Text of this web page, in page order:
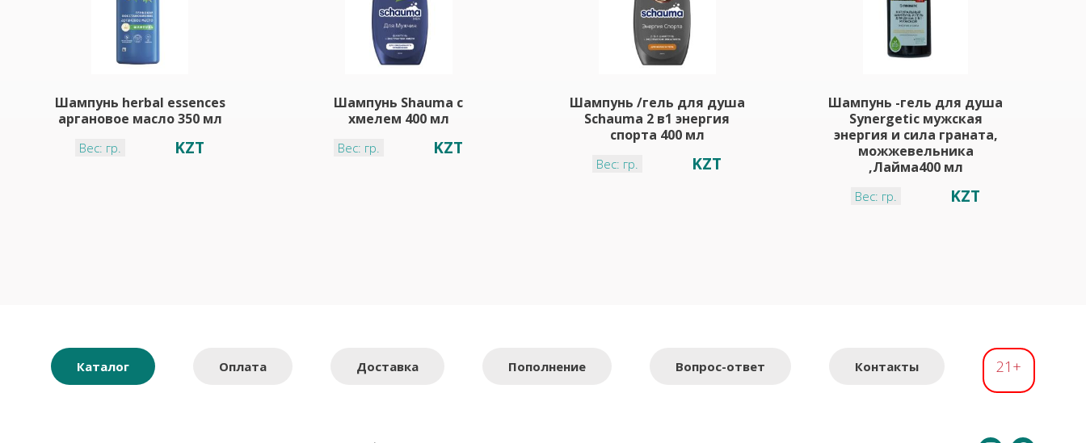
Шампунь herbal essences
аргановое масло 350 мл
Вес: гр. KZT
Шампунь Shauma с
хмелем 400 мл
Вес: гр. KZT
Шампунь /гель для душа
Schauma 2 в1 энергия
спорта 400 мл
Вес: гр. KZT
Шампунь -гель для душа
Synergetic мужская
энергия и сила граната,
можжевельника
,Лайма400 мл
Вес: гр. KZT
Каталог Оплата Доставка Пополнение Вопрос-ответ Контакты 21+